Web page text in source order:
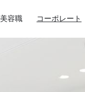
美容職 コーポレート